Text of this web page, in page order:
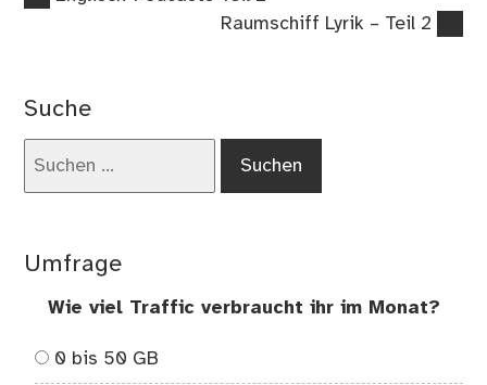
Nächster
Raumschiff Lyrik – Teil 2
Suche
Umfrage
Wie viel Traffic verbraucht ihr im Monat?
0 bis 50 GB